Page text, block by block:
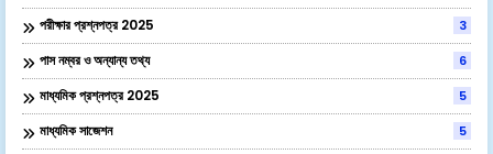
পরীক্ষার প্রশ্নপত্র 2025 3
পাস নম্বর ও অন্যান্য তথ্য 6
মাধ্যমিক প্রশ্নপত্র 2025 5
মাধ্যমিক সাজেশন 5